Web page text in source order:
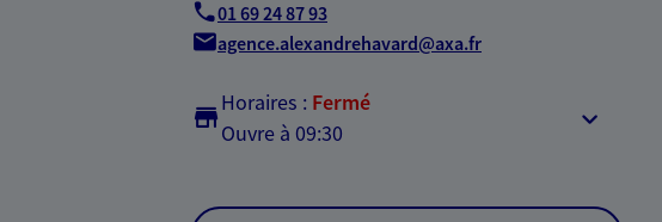
01 69 24 87 93
agence.alexandrehavard@axa.fr
Horaires : Fermé
Ouvre à 09:30